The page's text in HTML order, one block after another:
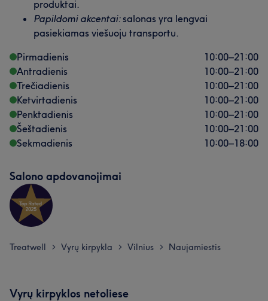
Profesionalus 5
produktai.
Papildomi akcentai: salonas yra lengvai
pasiekiamas viešuoju transportu.
Pirmadienis
10:00–21:00
Antradienis
10:00–21:00
Trečiadienis
10:00–21:00
Ketvirtadienis
10:00–21:00
Penktadienis
10:00–21:00
Šeštadienis
10:00–21:00
Sekmadienis
10:00–18:00
Salono apdovanojimai
Treatwell > Vyrų kirpykla > Vilnius > Naujamiestis
Vyrų kirpyklos netoliese